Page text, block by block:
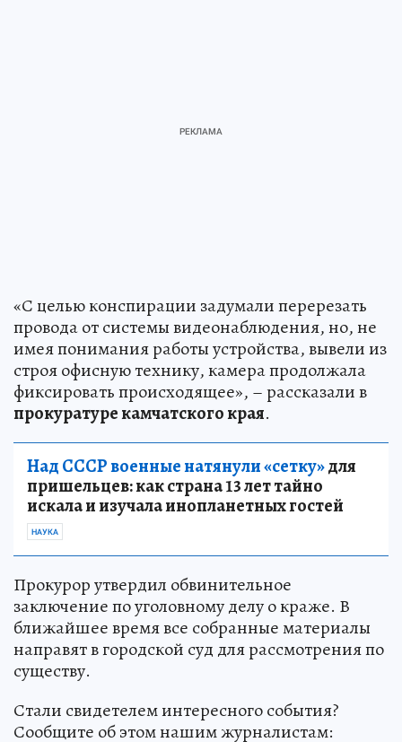
«С целью конспирации задумали перерезать
провода от системы видеонаблюдения, но, не
имея понимания работы устройства, вывели из
строя офисную технику, камера продолжала
фиксировать происходящее», – рассказали в
прокуратуре камчатского края.
Над СССР военные натянули «сетку»для
пришельцев: как страна 13 лет тайно
искала и изучала инопланетных гостей
НАУКА
Прокурор утвердил обвинительное
заключение по уголовному делу о краже. В
ближайшее время все собранные материалы
направят в городской суд для рассмотрения по
существу.
Стали свидетелем интересного события?
Сообщите об этом нашим журналистам: